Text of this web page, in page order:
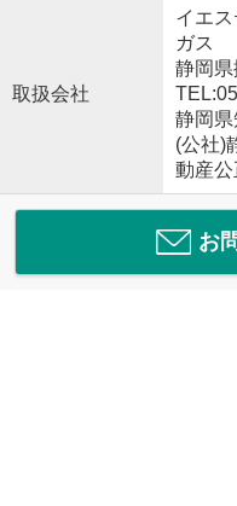
取扱会社
イエ
ガス
静岡
静岡
(公社)
動産
お